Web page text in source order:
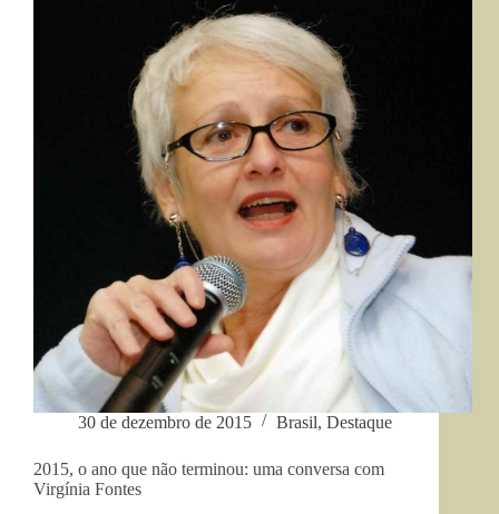
principais
alvos
de
operações
antidesmatamento
no
Pará”
principais
operações
antidesmatamento
30 de dezembro de 2015 Brasil, Destaque
2015, o ano que não terminou: uma conversa com
Virgínia Fontes